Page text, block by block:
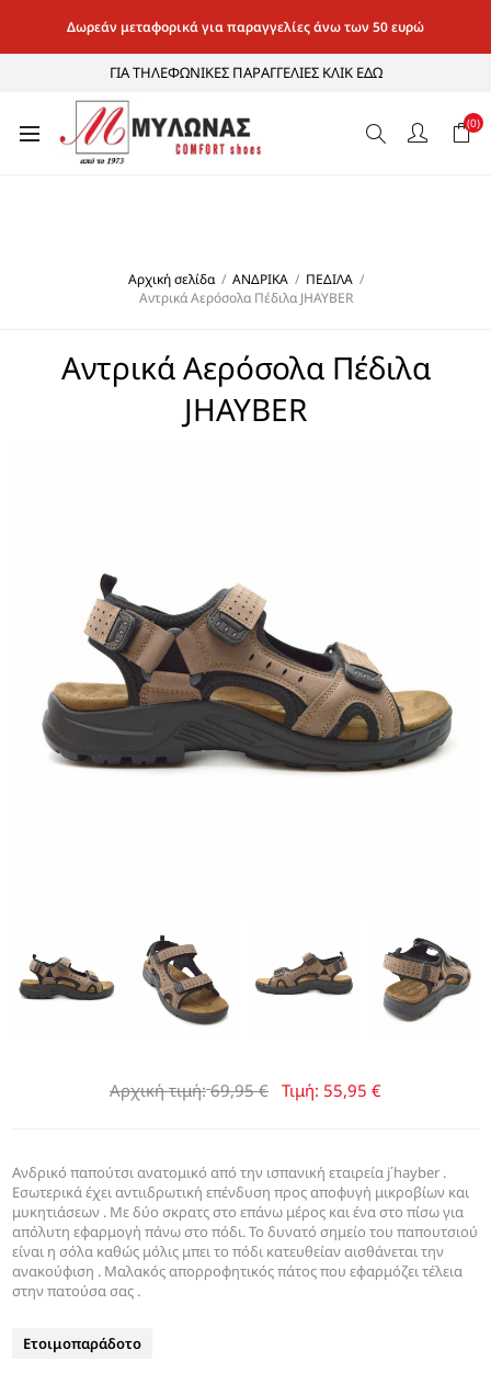
Δωρεάν μεταφορικά για παραγγελίες άνω των 50 ευρώ
ΓΙΑ ΤΗΛΕΦΩΝΙΚΕΣ ΠΑΡΑΓΓΕΛΙΕΣ ΚΛΙΚ ΕΔΩ
(0)
Αρχική σελίδα / ΑΝΔΡΙΚΑ / ΠΕΔΙΛΑ /
Αντρικά Αερόσολα Πέδιλα JHAYBER
Αντρικά Αερόσολα Πέδιλα
JHAYBER
Αρχική τιμή: 69,95 € Τιμή: 55,95 €
Ανδρικό παπούτσι ανατομικό από την ισπανική εταιρεία j΄hayber .
Εσωτερικά έχει αντιιδρωτική επένδυση προς αποφυγή μικροβίων και
μυκητιάσεων . Με δύο σκρατς στο επάνω μέρος και ένα στο πίσω για
απόλυτη εφαρμογή πάνω στο πόδι. Το δυνατό σημείο του παπουτσιού
είναι η σόλα καθώς μόλις μπει το πόδι κατευθείαν αισθάνεται την
ανακούφιση . Μαλακός απορροφητικός πάτος που εφαρμόζει τέλεια
στην πατούσα σας .
Ετοιμοπαράδοτο